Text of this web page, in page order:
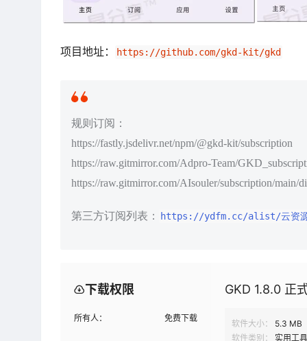
项目地址： https://github.com/gkd-kit/gkd
规则订阅：
https://fastly.jsdelivr.net/npm/@gkd-kit/subscription
https://raw.gitmirror.com/Adpro-Team/
https://raw.gitmirror.com/AIsouler/subscription/main/
第三方订阅列表： https://ydfm.cc/alist/云资
下载权限
所有人： 免费下载
GKD 1.8.0 正
软件大小：
5.3 MB
软件类别：
实用工具